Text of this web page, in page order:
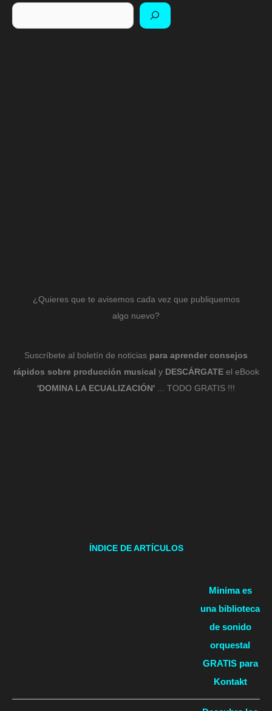
Buscar
¿Quieres que te avisemos cada vez que publiquemos
algo nuevo?
Suscríbete al boletín de noticias para aprender consejos
rápidos sobre producción musical y DESCÁRGATEel eBook
'DOMINA LA ECUALIZACIÓN' ... TODO GRATIS !!!
ÍNDICE DE ARTÍCULOS
Minima es
una biblioteca
de sonido
orquestal
GRATIS para
Kontakt